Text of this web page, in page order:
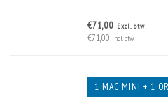
€71,00 Excl. btw
€71,00 Incl. btw
1 MAC MINI + 1